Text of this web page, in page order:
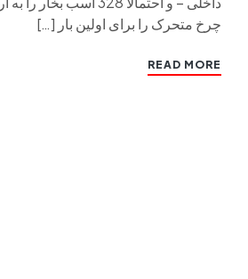
چرخ متحرک را برای اولین بار […]
READ MORE